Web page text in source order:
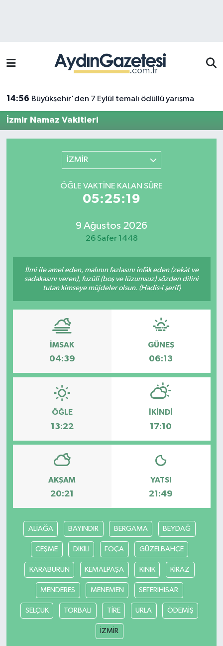
14:56 Büyükşehir'den 7 Eylül temalı ödüllü yarışma
İzmir Namaz Vakitleri
İZMİR
ÖĞLE VAKTINE KALAN SÜRE
05:25:19
9 Ağustos 2026
26 Safer 1448
İlmi ile amel eden, malının fazlasını infâk eden (zekât ve
sadakasını veren), fuzûlî (boş ve lüzumsuz) sözden dilini
tutan kimseye müjdeler olsun. (Hadis-i şerif)
İMSAK
04:39
GÜNEŞ
06:13
ÖĞLE
13:22
İKINDI
17:10
AKŞAM
20:21
YATSI
21:49
ALİAĞA BAYINDIR BERGAMA BEYDAĞ
CEŞME DİKİLİ FOÇA GÜZELBAHÇE
KARABURUN KEMALPAŞA KINIK KİRAZ
MENDERES MENEMEN SEFERIHİSAR
SELÇUK TORBALI TİRE URLA ÖDEMİŞ
İZMİR
Efeler Trafik Yoğunluk Haritası
Süper Lig Puan Durumu ve Fikstür
Tüm Manşetler
Son Dakika Haberleri
Haber Arşivi